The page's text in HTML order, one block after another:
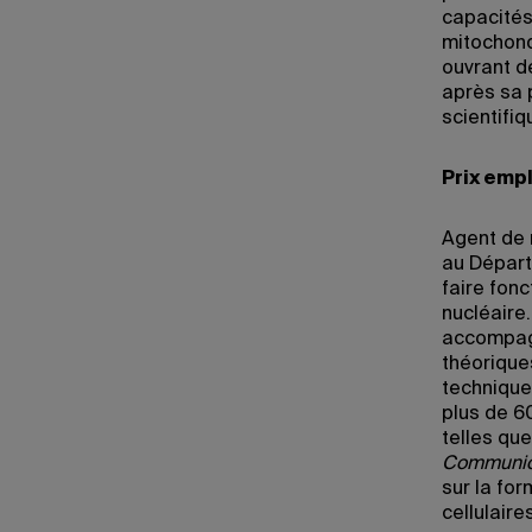
ouvrant
après sa
Prix
Agent de
au
faire
plus de
telles
sur la